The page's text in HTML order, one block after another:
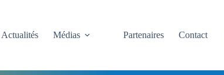
Actualités Médias Partenaires Contact